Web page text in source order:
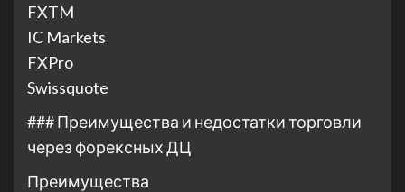
FXTM
IC Markets
FXPro
Swissquote
### Преимущества и недостатки торговли
через форексных ДЦ
Преимущества